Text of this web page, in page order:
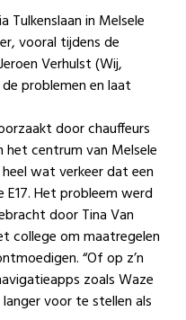
Tulkenslaan in Melsele
vooral tijdens de
Jeroen Verhulst(Wij,
problemen en laat
door chauffeurs
het centrum van Melsele
wat verkeer dat een
Het probleem werd
doorTina Van
college om maatregelen
“Of op z’n
zoals Waze
voor te stellen als